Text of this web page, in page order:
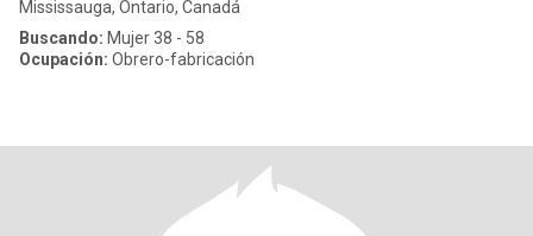
Mississauga, Ontario, Canadá
Buscando: Mujer 38 - 58
Ocupación: Obrero-fabricación